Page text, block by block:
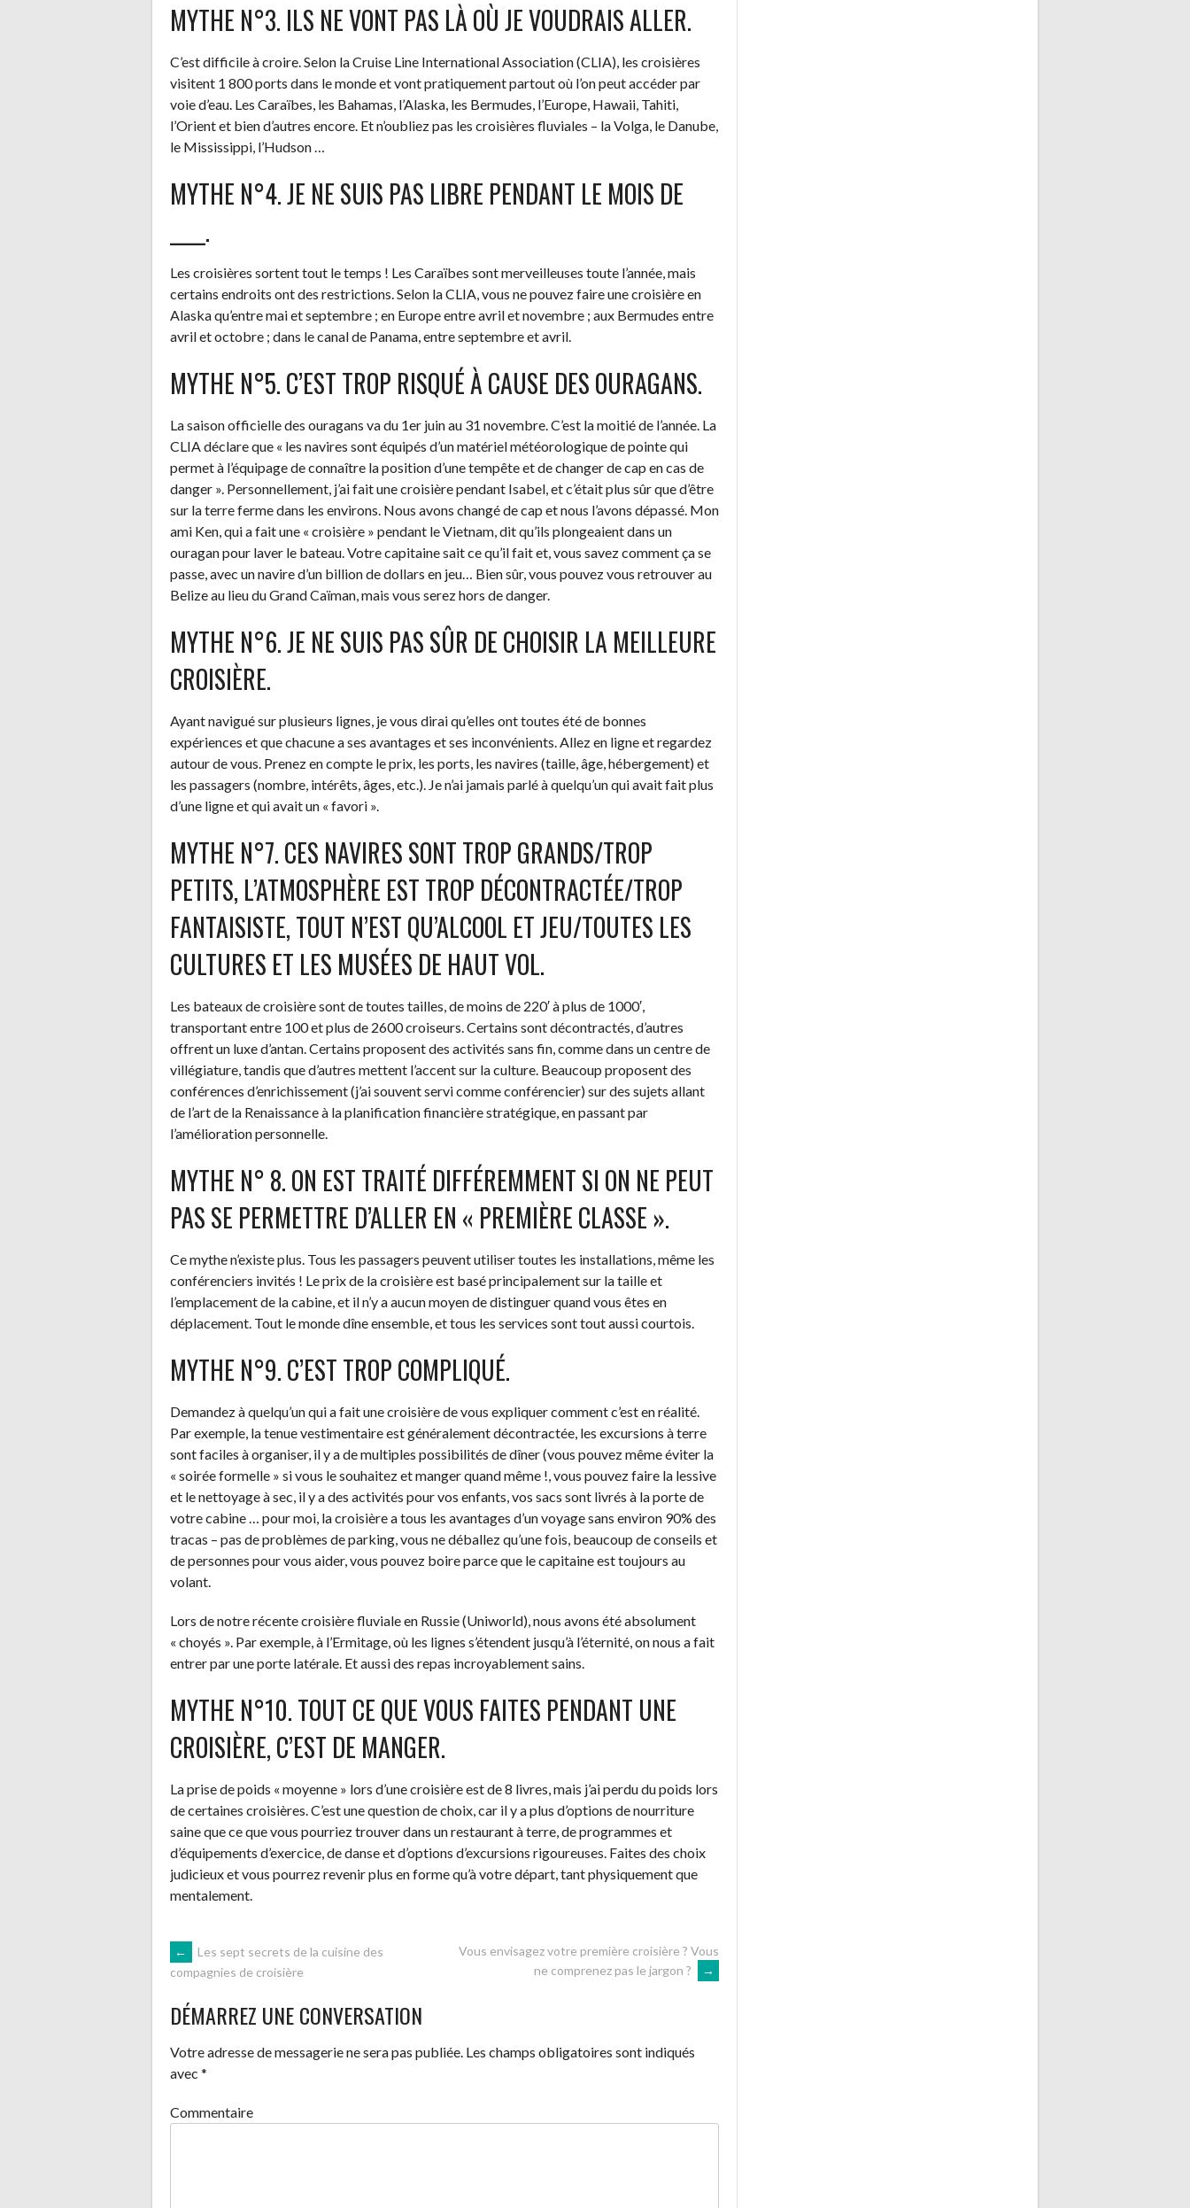
MYTHE N°3. ILS NE VONT PAS LÀ OÙ JE VOUDRAIS ALLER.
C’est difficile à croire. Selon la Cruise Line International Association (CLIA), les croisières
visitent 1 800 ports dans le monde et vont pratiquement partout où l’on peut accéder par
voie d’eau. Les Caraïbes, les Bahamas, l’Alaska, les Bermudes, l’Europe, Hawaii, Tahiti,
l’Orient et bien d’autres encore. Et n’oubliez pas les croisières fluviales – la Volga, le Danube,
le Mississippi, l’Hudson …
MYTHE N°4. JE NE SUIS PAS LIBRE PENDANT LE MOIS DE
____.
Les croisières sortent tout le temps ! Les Caraïbes sont merveilleuses toute l’année, mais
certains endroits ont des restrictions. Selon la CLIA, vous ne pouvez faire une croisière en
Alaska qu’entre mai et septembre ; en Europe entre avril et novembre ; aux Bermudes entre
avril et octobre ; dans le canal de Panama, entre septembre et avril.
MYTHE N°5. C’EST TROP RISQUÉ À CAUSE DES OURAGANS.
La saison officielle des ouragans va du 1er juin au 31 novembre. C’est la moitié de l’année. La
CLIA déclare que « les navires sont équipés d’un matériel météorologique de pointe qui
permet à l’équipage de connaître la position d’une tempête et de changer de cap en cas de
danger ». Personnellement, j’ai fait une croisière pendant Isabel, et c’était plus sûr que d’être
sur la terre ferme dans les environs. Nous avons changé de cap et nous l’avons dépassé. Mon
ami Ken, qui a fait une « croisière » pendant le Vietnam, dit qu’ils plongeaient dans un
ouragan pour laver le bateau. Votre capitaine sait ce qu’il fait et, vous savez comment ça se
passe, avec un navire d’un billion de dollars en jeu… Bien sûr, vous pouvez vous retrouver au
Belize au lieu du Grand Caïman, mais vous serez hors de danger.
MYTHE N°6. JE NE SUIS PAS SÛR DE CHOISIR LA MEILLEURE
CROISIÈRE.
Ayant navigué sur plusieurs lignes, je vous dirai qu’elles ont toutes été de bonnes
expériences et que chacune a ses avantages et ses inconvénients. Allez en ligne et regardez
autour de vous. Prenez en compte le prix, les ports, les navires (taille, âge, hébergement) et
les passagers (nombre, intérêts, âges, etc.). Je n’ai jamais parlé à quelqu’un qui avait fait plus
d’une ligne et qui avait un « favori ».
MYTHE N°7. CES NAVIRES SONT TROP GRANDS/TROP
PETITS, L’ATMOSPHÈRE EST TROP DÉCONTRACTÉE/TROP
FANTAISISTE, TOUT N’EST QU’ALCOOL ET JEU/TOUTES LES
CULTURES ET LES MUSÉES DE HAUT VOL.
Les bateaux de croisière sont de toutes tailles, de moins de 220′ à plus de 1000′,
transportant entre 100 et plus de 2600 croiseurs. Certains sont décontractés, d’autres
offrent un luxe d’antan. Certains proposent des activités sans fin, comme dans un centre de
villégiature, tandis que d’autres mettent l’accent sur la culture. Beaucoup proposent des
conférences d’enrichissement (j’ai souvent servi comme conférencier) sur des sujets allant
de l’art de la Renaissance à la planification financière stratégique, en passant par
l’amélioration personnelle.
MYTHE N° 8. ON EST TRAITÉ DIFFÉREMMENT SI ON NE PEUT
PAS SE PERMETTRE D’ALLER EN « PREMIÈRE CLASSE ».
Ce mythe n’existe plus. Tous les passagers peuvent utiliser toutes les installations, même les
conférenciers invités ! Le prix de la croisière est basé principalement sur la taille et
l’emplacement de la cabine, et il n’y a aucun moyen de distinguer quand vous êtes en
déplacement. Tout le monde dîne ensemble, et tous les services sont tout aussi courtois.
MYTHE N°9. C’EST TROP COMPLIQUÉ.
Demandez à quelqu’un qui a fait une croisière de vous expliquer comment c’est en réalité.
Par exemple, la tenue vestimentaire est généralement décontractée, les excursions à terre
sont faciles à organiser, il y a de multiples possibilités de dîner (vous pouvez même éviter la
« soirée formelle » si vous le souhaitez et manger quand même !, vous pouvez faire la lessive
et le nettoyage à sec, il y a des activités pour vos enfants, vos sacs sont livrés à la porte de
votre cabine … pour moi, la croisière a tous les avantages d’un voyage sans environ 90% des
tracas – pas de problèmes de parking, vous ne déballez qu’une fois, beaucoup de conseils et
de personnes pour vous aider, vous pouvez boire parce que le capitaine est toujours au
volant.
Lors de notre récente croisière fluviale en Russie (Uniworld), nous avons été absolument
« choyés ». Par exemple, à l’Ermitage, où les lignes s’étendent jusqu’à l’éternité, on nous a fait
entrer par une porte latérale. Et aussi des repas incroyablement sains.
MYTHE N°10. TOUT CE QUE VOUS FAITES PENDANT UNE
CROISIÈRE, C’EST DE MANGER.
La prise de poids « moyenne » lors d’une croisière est de 8 livres, mais j’ai perdu du poids lors
de certaines croisières. C’est une question de choix, car il y a plus d’options de nourriture
saine que ce que vous pourriez trouver dans un restaurant à terre, de programmes et
d’équipements d’exercice, de danse et d’options d’excursions rigoureuses. Faites des choix
judicieux et vous pourrez revenir plus en forme qu’à votre départ, tant physiquement que
mentalement.
NAVIGATION
DES
ARTICLES
←
Les sept secrets de la cuisine des
compagnies de croisière
Vous envisagez votre première croisière ? Vous
ne comprenez pas le jargon ?
→
DÉMARREZ UNE CONVERSATION
Votre adresse de messagerie ne sera pas publiée. Les champs obligatoires sont indiqués
avec *
Commentaire